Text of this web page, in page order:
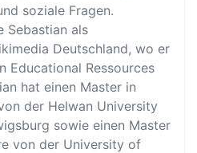
soziale Fragen.
Sebastian als
Deutschland, wo er
Educational Ressources
hat einen Master in
der Helwan University
sowie einen Master
von der University of